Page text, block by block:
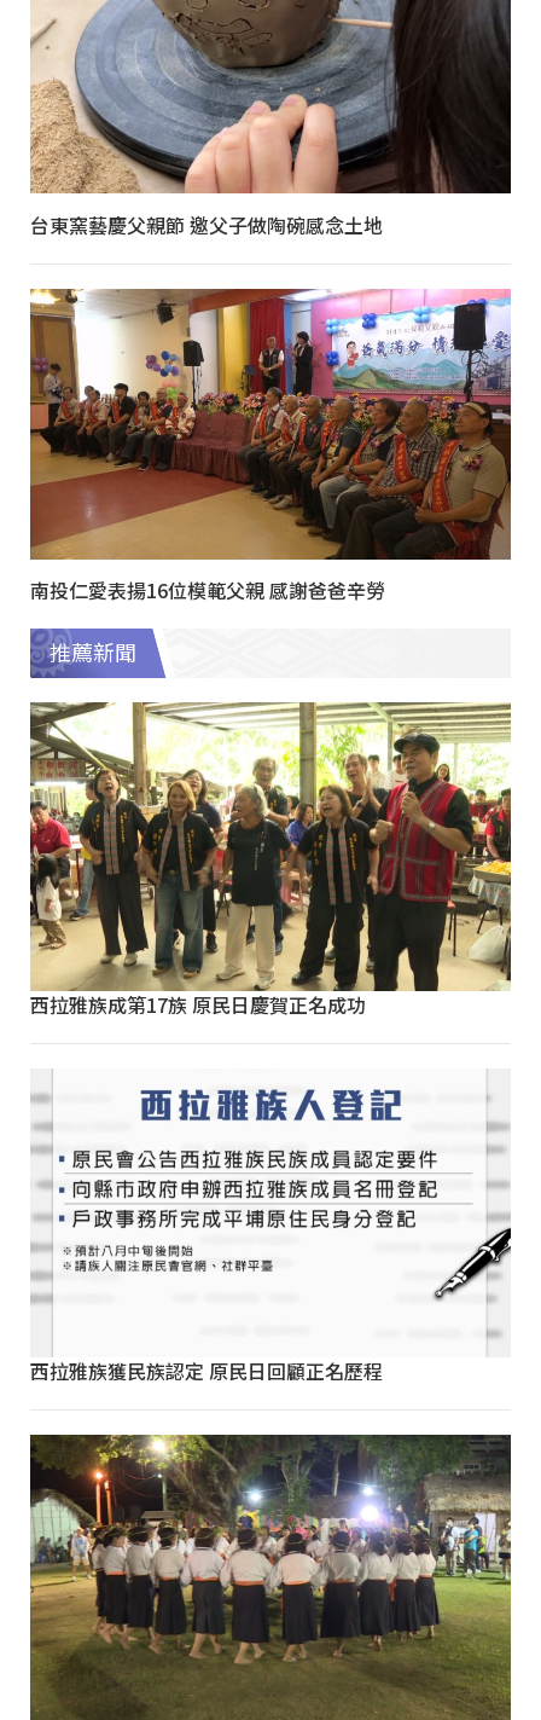
台東窯藝慶父親節 邀父子做陶碗感念土地
南投仁愛表揚16位模範父親 感謝爸爸辛勞
推薦新聞
西拉雅族成第17族 原民日慶賀正名成功
西拉雅族獲民族認定 原民日回顧正名歷程